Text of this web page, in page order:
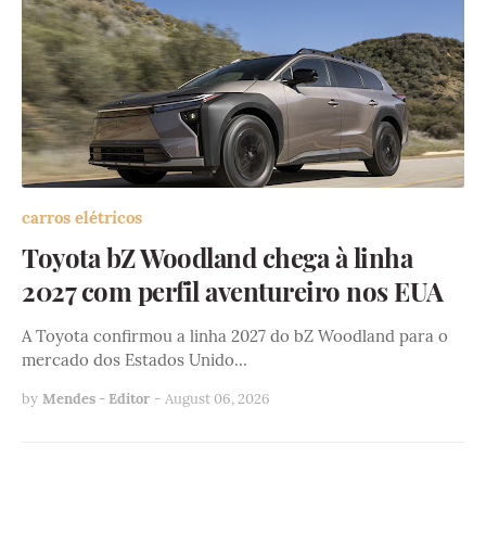
carros elétricos
Toyota bZ Woodland chega à linha
2027 com perfil aventureiro nos EUA
A Toyota confirmou a linha 2027 do bZ Woodland para o
mercado dos Estados Unido…
by Mendes - Editor - August 06, 2026